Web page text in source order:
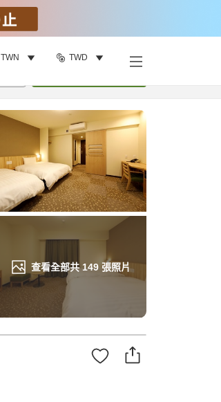
TWN TWD
查看全部共149張照片